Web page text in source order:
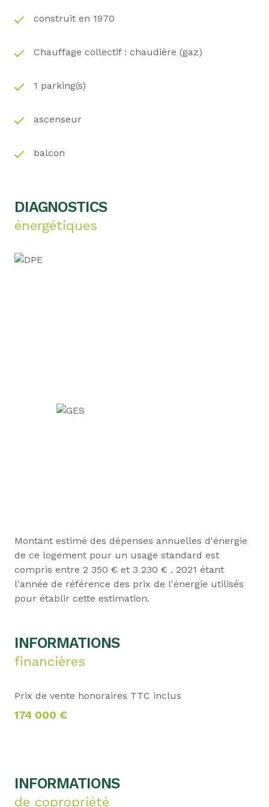
2 350 € et 3 230 € par an. Prix moyens des
compris)
www.georisques.gouv.fr
NACHTEGAELE, Agent Commercial mandataire
commerciaux (RSAC) du Tribunal de Commerce
construit en 1970
Chauffage collectif : chaudière (gaz)
1 parking(s)
ascenseur
balcon
DIAGNOSTICS
énergétiques
Montant estimé des dépenses annuelles d'énergie
de ce logement pour un usage standard est
compris entre 2 350 € et 3 230 € . 2021 étant
l'année de référence des prix de l'énergie utilisés
pour établir cette estimation.
INFORMATIONS
financières
Prix de vente honoraires TTC inclus
174 000 €
INFORMATIONS
de copropriété